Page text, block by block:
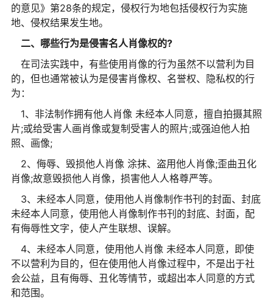
的意见》第28条的规定，侵权行为地包括侵权行为实施
地、侵权结果发生地。
二、哪些行为是侵害名人肖像权的?
在司法实践中，有些使用肖像的行为虽然不以营利为目
的，但也通常被认为是侵害肖像权、名誉权、隐私权的行
为：
1、非法制作拥有他人肖像 未经本人同意，擅自拍摄其照
片;或给受害人画肖像或复制受害人的照片;或强迫他人拍
照、画像;
2、侮辱、毁损他人肖像 涂抹、盗用他人肖像;歪曲丑化
肖像;故意毁损他人肖像，损害他人人格尊严等。
3、未经本人同意，使用他人肖像制作书刊的封面、封底
未经本人同意，使用他人肖像制作书刊的封底、封面，配
有侮辱性文字，使人产生联想、误解。
4、未经本人同意，使用他人肖像 未经本人同意，即使
不以营利为目的，但在使用他人肖像过程中，不是出于社
会公益，且有侮辱、丑化等情节，或超出本人同意的方式
和范围。